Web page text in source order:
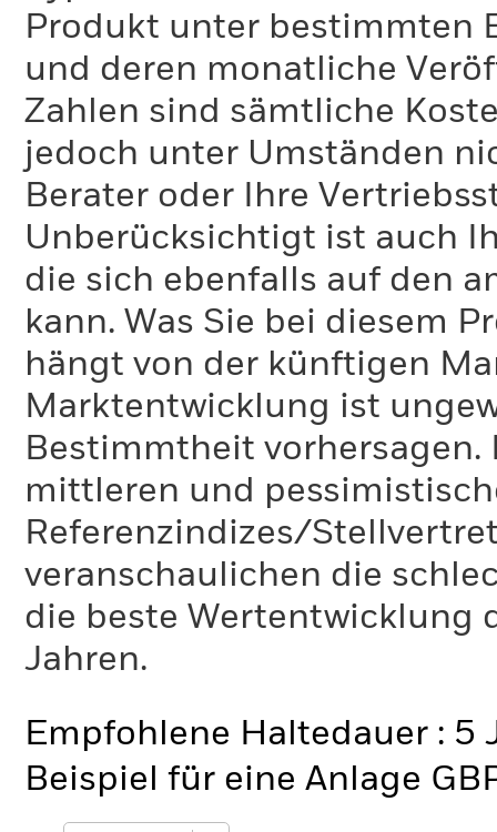
Produkt unter bestimmten
und deren monatliche
Zahlen sind sämtliche
jedoch unter Umständen
Berater oder Ihre
Unberücksichtigt ist auch
die sich ebenfalls auf den
kann. Was Sie bei diesem
hängt von der künftigen
Marktentwicklung ist
Bestimmtheit
mittleren und
Referenzindizes/
veranschaulichen die
die beste Wertentwicklung
Jahren.
Empfohlene Haltedauer : 5
Beispiel für eine Anlage